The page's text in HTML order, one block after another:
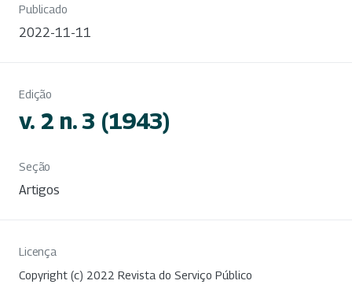
Publicado
2022-11-11
Edição
v. 2 n. 3 (1943)
Seção
Artigos
Licença
Copyright (c) 2022 Revista do Serviço Público